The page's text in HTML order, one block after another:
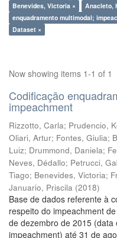
Benevides, Victoria ×
Anacleto,
enquadramento multimodal;
Dataset ×
Now showing items 1-1 of 1
Codificação
impeachment
Rizzotto, Carla; Prudencio,
Oliari, Artur; Fontes, Giulia;
Luiz; Drummond, Daniela;
Neves, Dédallo; Petrucci,
Tiago; Benevides, Victoria;
Januario, Priscila (2018)
Base de dados referente à
respeito do impeachment
de dezembro de 2015
impeachment) até 31 de